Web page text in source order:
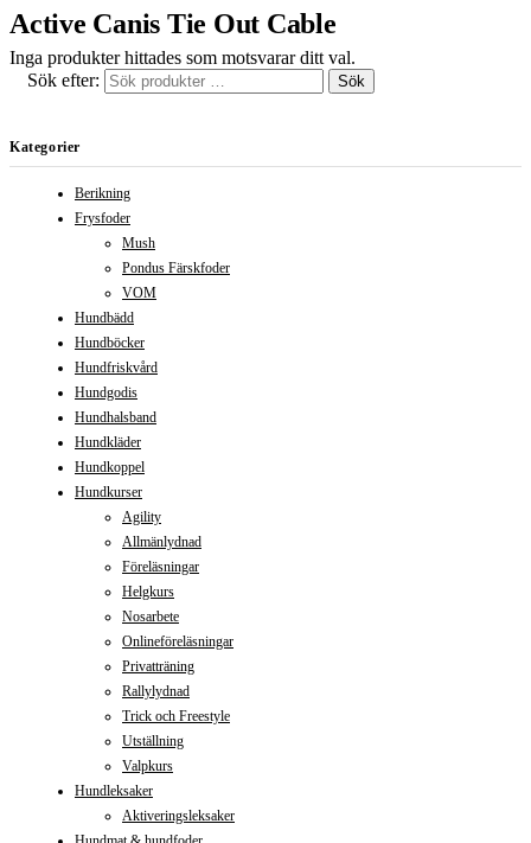
Active Canis Tie Out Cable
Inga produkter hittades som motsvarar ditt val.
Sök efter:
Sök
Kategorier
Berikning
Frysfoder
Mush
Pondus Färskfoder
VOM
Hundbädd
Hundböcker
Hundfriskvård
Hundgodis
Hundhalsband
Hundkläder
Hundkoppel
Hundkurser
Agility
Allmänlydnad
Föreläsningar
Helgkurs
Nosarbete
Onlineföreläsningar
Privatträning
Rallylydnad
Trick och Freestyle
Utställning
Valpkurs
Hundleksaker
Aktiveringsleksaker